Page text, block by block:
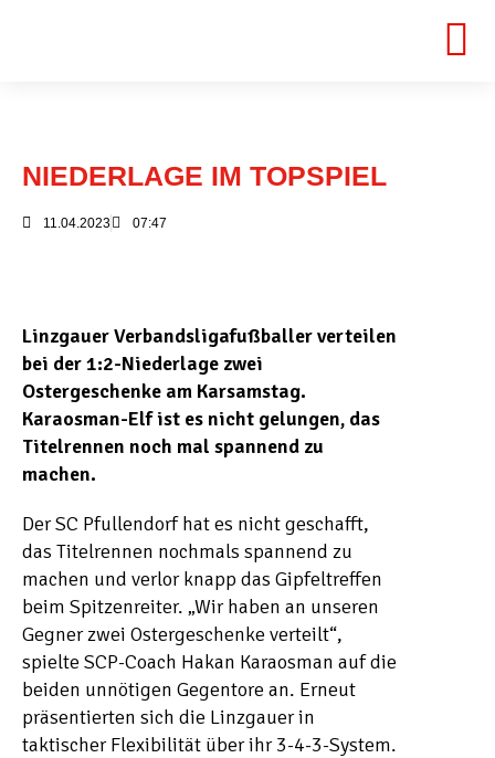
NIEDERLAGE IM TOPSPIEL
11.04.2023 07:47
Linzgauer Verbandsligafußballer verteilen
bei der 1:2-Niederlage zwei
Ostergeschenke am Karsamstag.
Karaosman-Elf ist es nicht gelungen, das
Titelrennen noch mal spannend zu
machen.
Der SC Pfullendorf hat es nicht geschafft,
das Titelrennen nochmals spannend zu
machen und verlor knapp das Gipfeltreffen
beim Spitzenreiter. „Wir haben an unseren
Gegner zwei Ostergeschenke verteilt“,
spielte SCP-Coach Hakan Karaosman auf die
beiden unnötigen Gegentore an. Erneut
präsentierten sich die Linzgauer in
taktischer Flexibilität über ihr 3-4-3-System.